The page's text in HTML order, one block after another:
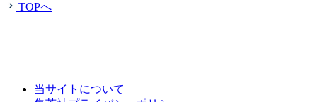
TOPへ
当サイトについて